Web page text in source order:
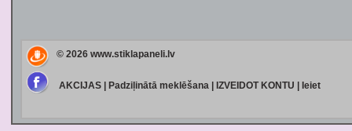
© 2026 www.stiklapaneli.lv
AKCIJAS| Padziļinātā meklēšana| IZVEIDOT KONTU Ieiet